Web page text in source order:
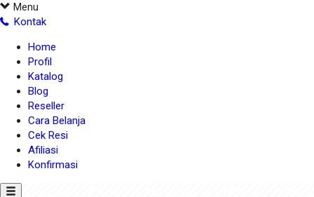
Menu
Kontak
Home
Profil
Katalog
Blog
Reseller
Cara Belanja
Cek Resi
Afiliasi
Konfirmasi